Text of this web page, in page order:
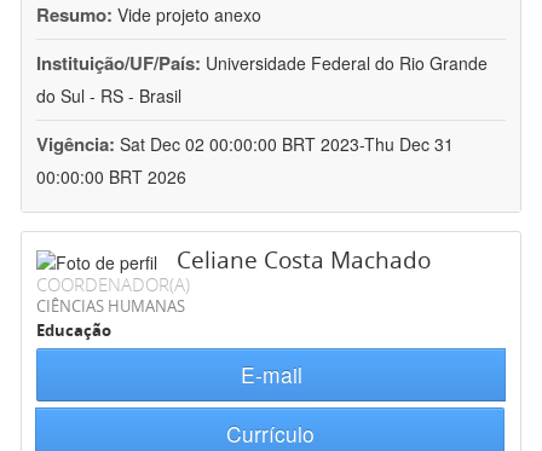
Resumo: Vide projeto anexo
Instituição/UF/País: Universidade Federal do Rio Grande
do Sul - RS - Brasil
Vigência: Sat Dec 02 00:00:00 BRT 2023-Thu Dec 31
00:00:00 BRT 2026
Celiane Costa Machado
COORDENADOR(A)
CIÊNCIAS HUMANAS
Educação
E-mail
Currículo